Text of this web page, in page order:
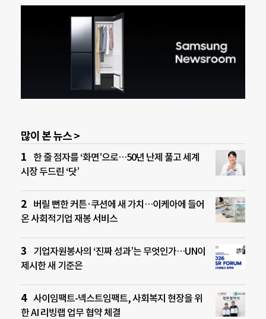
많이 본 뉴스 >
한 줄 점자를 ‘화면’으로…50년 난제 풀고 세계
시장 두드린 ‘닷’
버릴 뻔한 커튼·쿠션에 새 가치…이케아에 들어
온 사회적기업 재봉 서비스
기업자원봉사의 ‘진짜 성과’는 무엇인가…UN이
제시한 새 기준은
사이임팩트-넥스트임팩트, 사회복지 현장을 위
한 AI 리빙랩 업무 협약 체결